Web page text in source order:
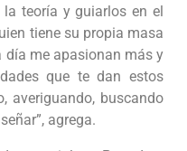
teoría y guiarlos en el
tiene su propia masa
día me apasionan más y
que te dan estos
averiguando, buscando
agrega.